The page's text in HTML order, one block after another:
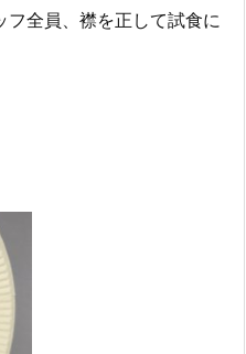
全員、襟を正して試食に